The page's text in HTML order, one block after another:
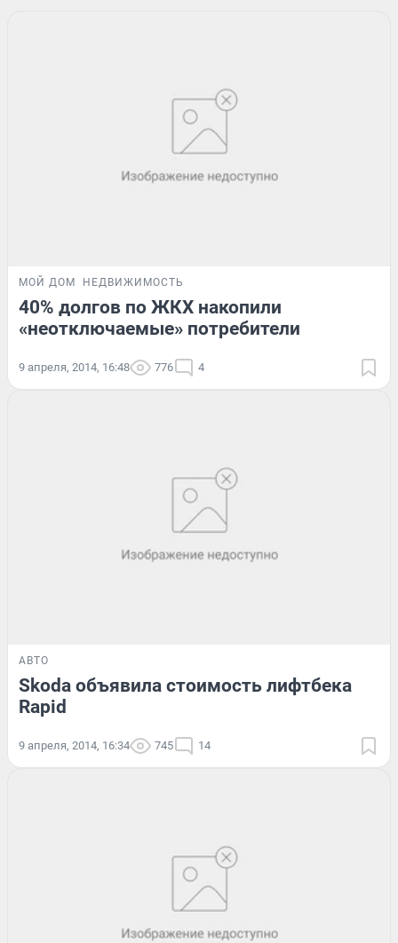
МОЙ ДОМ НЕДВИЖИМОСТЬ
40% долгов по ЖКХ накопили
«неотключаемые» потребители
9 апреля, 2014, 16:48 776 4
АВТО
Skoda объявила стоимость лифтбека
Rapid
9 апреля, 2014, 16:34 745 14